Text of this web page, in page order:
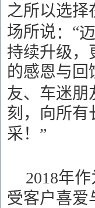
之所以选择
场所说： “
持续升级，
的感恩与回
友、车迷朋
刻，向所有
采！”
2018年
受客户喜爱